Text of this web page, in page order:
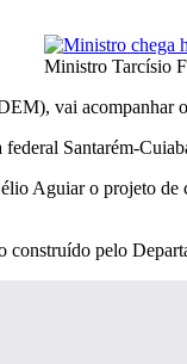
Ministro Tarcísio
vai acompanhar
Santarém-
Aguiar o projeto
construído pelo